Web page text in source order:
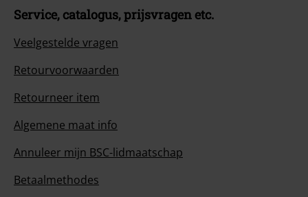
Service, catalogus, prijsvragen etc.
Veelgestelde vragen
Retourvoorwaarden
Retourneer item
Algemene maat info
Annuleer mijn BSC-lidmaatschap
Betaalmethodes